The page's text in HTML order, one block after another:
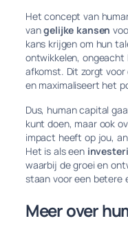
Het concept van
vangelijke kansen
kans krijgen om hun
ontwikkelen,
afkomst. Dit zorgt
en maximaliseert het
Dus, human capital
kunt doen, maar ook
impact heeft op jou,
Het is als een
waarbij de groei en
staan voor een betere
Meer over